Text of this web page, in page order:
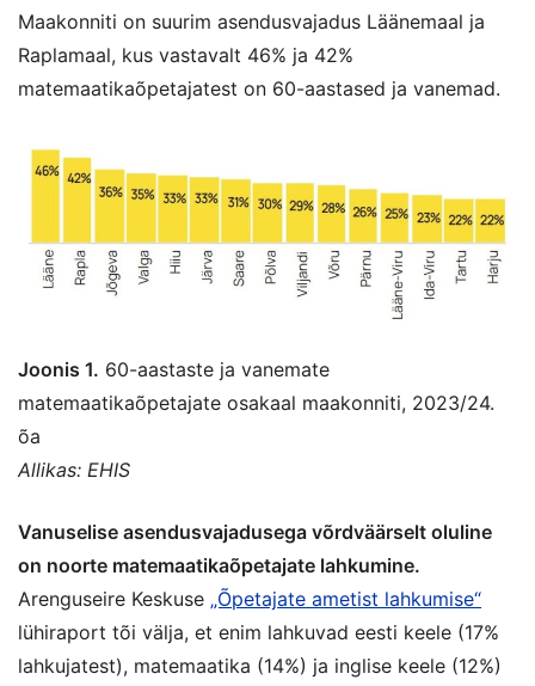
Maakonniti on suurim asendusvajadus Läänemaal ja
Raplamaal, kus vastavalt 46% ja 42%
matemaatikaõpetajatest on 60-aastased ja vanemad.
Joonis 1. 60-aastaste ja vanemate
matemaatikaõpetajate osakaal maakonniti, 2023/24.
õa
Allikas: EHIS
Vanuselise asendusvajadusega võrdväärselt oluline
on noorte matemaatikaõpetajate lahkumine.
Arenguseire Keskuse „Õpetajate ametist lahkumise“
lühiraport tõi välja, et enim lahkuvad eesti keele (17%
lahkujatest), matemaatika (14%) ja inglise keele (12%)